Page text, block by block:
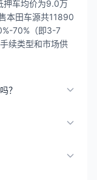
押车均价为9.0万
本田车源共11890
70%（即3-7
续类型和市场供
？